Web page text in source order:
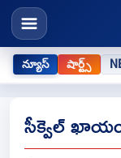
న్యూస్ షార్ట్స్
సీక్వెల్